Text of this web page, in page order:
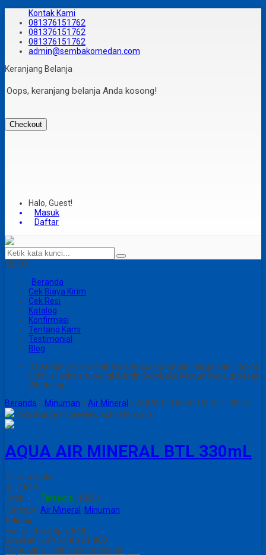
Kontak Kami
081376151762
081376151762
081376151762
admin@sembakomedan.com
Keranjang Belanja
Oops, keranjang belanja Anda kosong!
Checkout
Halo, Guest!
Masuk
Daftar
MENU
Beranda
Cek Biaya Kirim
Cek Resi
Katalog
Konfirmasi
Tentang Kami
Testimonial
Blog
Dapatkan promo menarik berupa potongan harga dan ongkos
kirim, silahkan hubungi Admin Sembako Medan melalui pesan
Whatsapp
Beranda » Minuman » Air Mineral » AQUA AIR MINERAL BTL 330mL
click image to preview activate zoom
AQUA AIR MINERAL BTL 330mL
*Harga mulai
Rp 2.640
Stok
Tersedia (1000)
Kategori Air Mineral, Minuman
Pilihan
Eceran (Pcs)Rp 2.640
Grosiran (Karton)Rp 51.900
Tentukan pilihan yang tersedia!